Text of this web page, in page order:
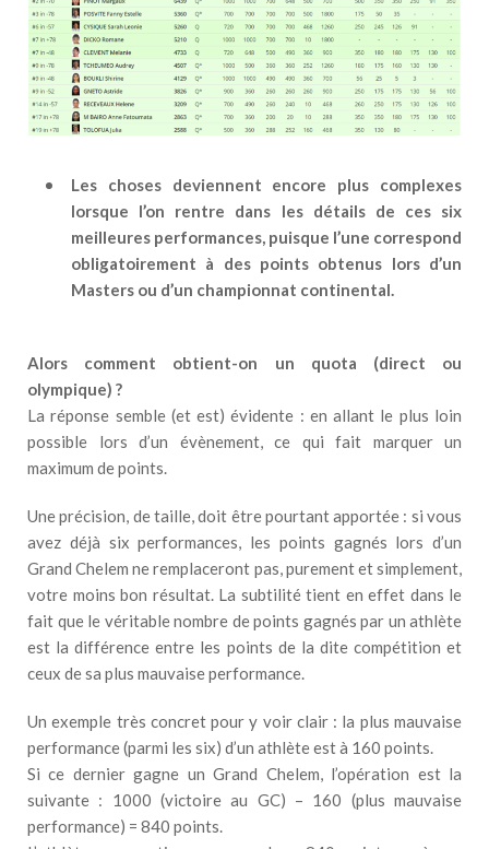
Les choses deviennent encore plus complexes
lorsque l’on rentre dans les détails de ces six
meilleures performances, puisque l’une correspond
obligatoirement à des points obtenus lors d’un
Masters ou d’un championnat continental.
Alors comment obtient-on un quota (direct ou
olympique) ?
La réponse semble (et est) évidente : en allant le plus loin
possible lors d’un évènement, ce qui fait marquer un
maximum de points.
Une précision, de taille, doit être pourtant apportée : si vous
avez déjà six performances, les points gagnés lors d’un
Grand Chelem ne remplaceront pas, purement et simplement,
votre moins bon résultat. La subtilité tient en effet dans le
fait que le véritable nombre de points gagnés par un athlète
est la différence entre les points de la dite compétition et
ceux de sa plus mauvaise performance.
Un exemple très concret pour y voir clair : la plus mauvaise
performance (parmi les six) d’un athlète est à 160 points.
Si ce dernier gagne un Grand Chelem, l’opération est la
suivante : 1000 (victoire au GC) – 160 (plus mauvaise
performance) = 840 points.